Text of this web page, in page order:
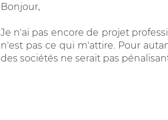
Bonjour,
Je n'ai pas encore de projet
n'est pas ce qui m'attire. Pour
des sociétés ne serait pas